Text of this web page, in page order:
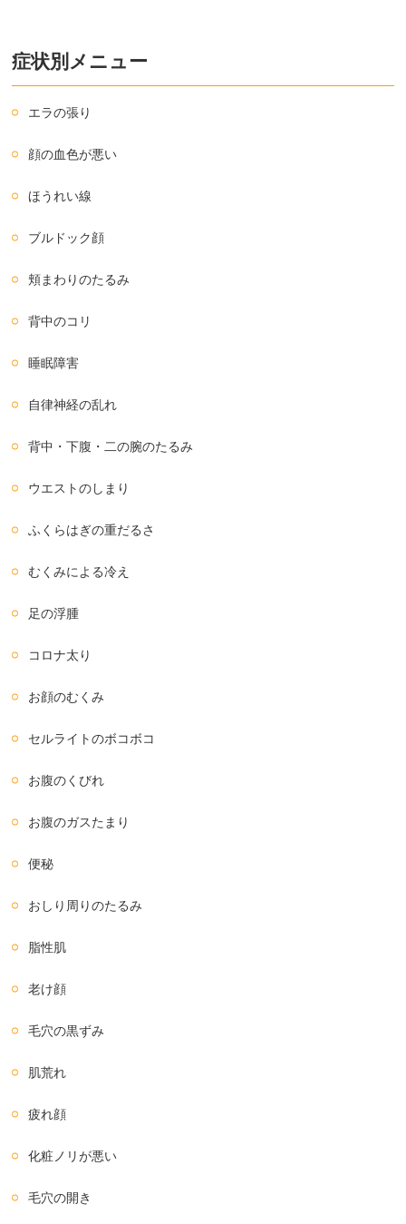
症状別メニュー
エラの張り
顔の血色が悪い
ほうれい線
ブルドック顔
頬まわりのたるみ
背中のコリ
睡眠障害
自律神経の乱れ
背中・下腹・二の腕のたるみ
ウエストのしまり
ふくらはぎの重だるさ
むくみによる冷え
足の浮腫
コロナ太り
お顔のむくみ
セルライトのボコボコ
お腹のくびれ
お腹のガスたまり
便秘
おしり周りのたるみ
脂性肌
老け顔
毛穴の黒ずみ
肌荒れ
疲れ顔
化粧ノリが悪い
毛穴の開き